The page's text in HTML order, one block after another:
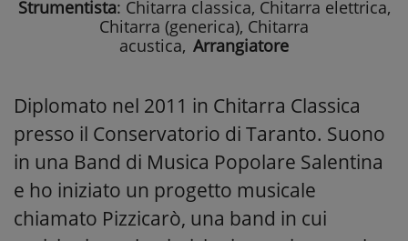
Strumentista: Chitarra classica, Chitarra elettrica,
Chitarra (generica), Chitarra
acustica, Arrangiatore
Diplomato nel 2011 in Chitarra Classica
presso il Conservatorio di Taranto. Suono
in una Band di Musica Popolare Salentina
e ho iniziato un progetto musicale
chiamato Pizzicarò, una band in cui